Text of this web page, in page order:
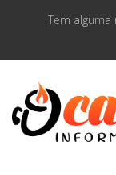
Tem alguma